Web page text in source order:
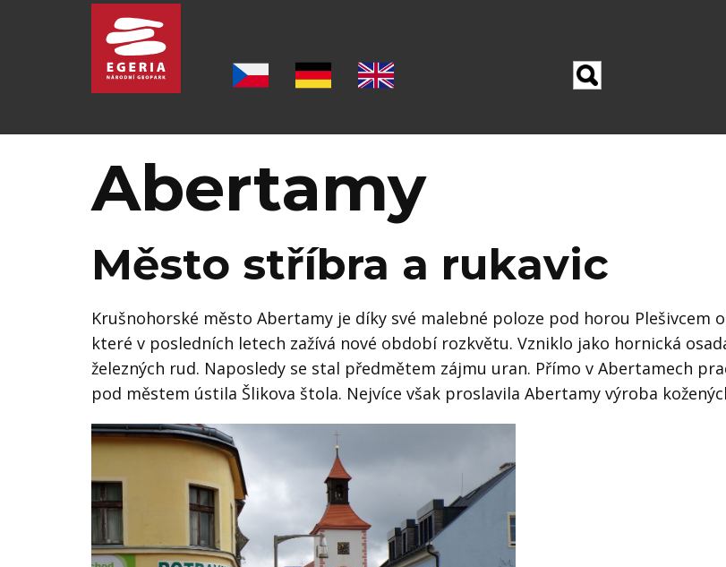
ŠEST PILÍŘU GEOPARKU
LOKALITY
PO STOPÁCH J. W. GOETHA
OSTATNÍ TURISTICKÉ CÍLE
VĚDA A VÝZKUM
KE STAŽENÍ
AKTUALITY
Abertamy
Město stříbra a rukavic
Krušnohorské město Abertamy je díky své malebné poloze pod horou
které v posledních letech zažívá nové období rozkvětu. Vzniklo jako hornická
železných rud. Naposledy se stal předmětem zájmu uran. Přímo v Abertamech
pod městem ústila Šlikova štola. Nejvíce však proslavila Abertamy výroba